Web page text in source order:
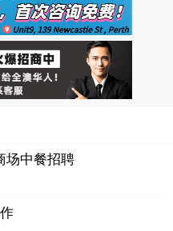
场中餐招聘